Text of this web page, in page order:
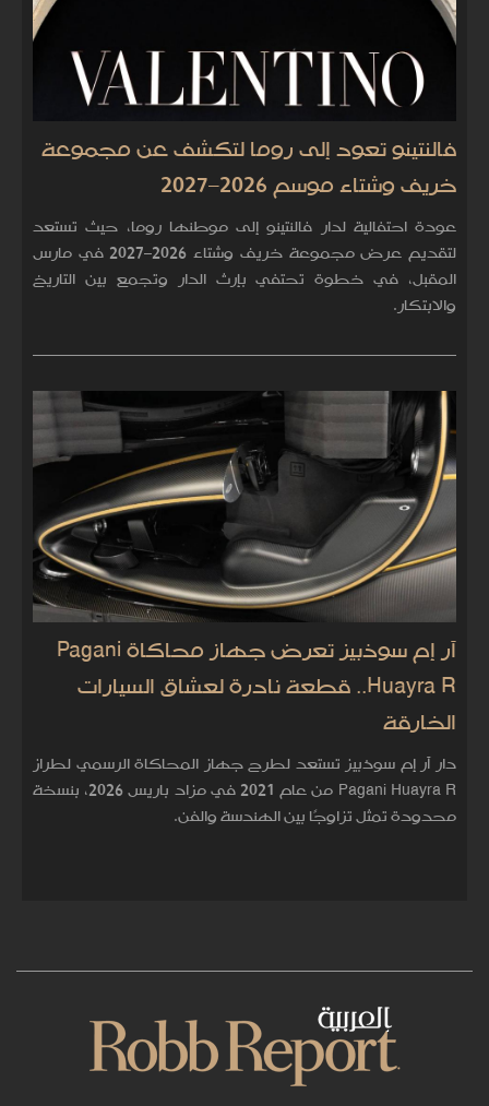
فالنتينو تعود إلى روما لتكشف عن مجموعة
خريف وشتاء موسم 2026–2027
عودة احتفالية لدار فالنتينو إلى موطنها روما، حيث تستعد
لتقديم عرض مجموعة خريف وشتاء 2026–2027 في مارس
المقبل، في خطوة تحتفي بإرث الدار وتجمع بين التاريخ
والابتكار.
آر إم سوذبيز تعرض جهاز محاكاة Pagani
Huayra R.. قطعة نادرة لعشاق السيارات
الخارقة
دار آر إم سوذبيز تستعد لطرح جهاز المحاكاة الرسمي لطراز
Pagani Huayra R من عام 2021 في مزاد باريس 2026، بنسخة
محدودة تمثل تزاوجًا بين الهندسة والفن.